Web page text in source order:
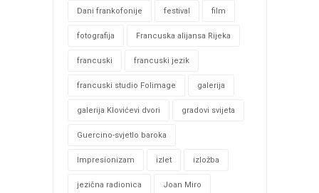
Dani frankofonije festival film
fotografija Francuska alijansa Rijeka
francuski francuski jezik
francuski studio Folimage galerija
galerija Klovićevi dvori gradovi svijeta
Guercino-svjetlo baroka
Impresionizam izlet izložba
jezična radionica Joan Miro